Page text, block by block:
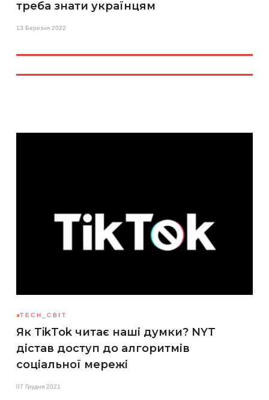
треба знати українцям
13 Березня 2022
TECH_СВІТ
Як TikTok читає наші думки? NYT
дістав доступ до алгоритмів
соціальної мережі
07 Грудня 2021